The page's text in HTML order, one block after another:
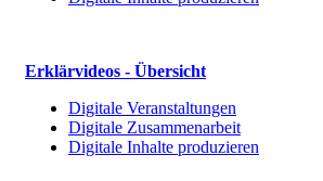
Erklärvideos - Übersicht
Digitale Veranstaltungen
Digitale Zusammenarbeit
Digitale Inhalte produzieren